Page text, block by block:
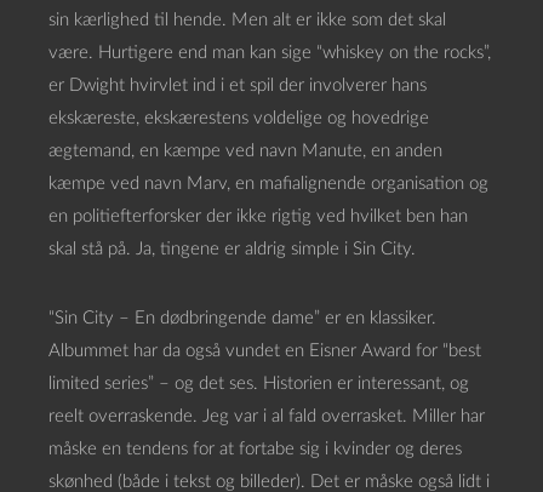
sin kærlighed til hende. Men alt er ikke som det skal
være. Hurtigere end man kan sige “whiskey on the rocks”,
er Dwight hvirvlet ind i et spil der involverer hans
ekskæreste, ekskærestens voldelige og hovedrige
ægtemand, en kæmpe ved navn Manute, en anden
kæmpe ved navn Marv, en mafialignende organisation og
en politiefterforsker der ikke rigtig ved hvilket ben han
skal stå på. Ja, tingene er aldrig simple i Sin City.
“Sin City – En dødbringende dame” er en klassiker.
Albummet har da også vundet en Eisner Award for “best
limited series” – og det ses. Historien er interessant, og
reelt overraskende. Jeg var i al fald overrasket. Miller har
måske en tendens for at fortabe sig i kvinder og deres
skønhed (både i tekst og billeder). Det er måske også lidt i